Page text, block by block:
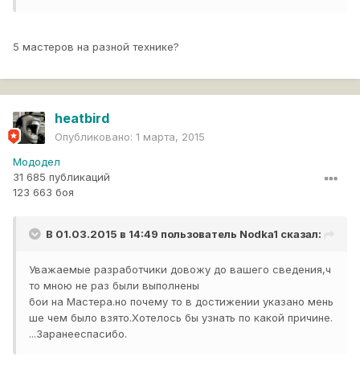
5 мастеров на разной технике?
heatbird
Опубликовано: 1 марта, 2015
Мододел
31 685 публикаций
123 663 боя
В 01.03.2015 в 14:49 пользователь Nodka1 сказал:
Уважаемые разработчики довожу до вашего сведения,ч
то мною не раз были выполнены
бои на Мастера.но почему то в достижении указано мень
ше чем было взято.Хотелось бы узнать по какой причине.
...Заранееспасибо.